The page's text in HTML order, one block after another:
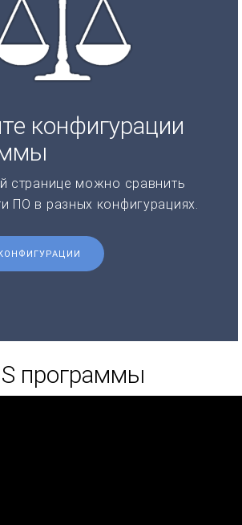
конфигурации
странице можно сравнить
ПО в разных конфигурациях.
программы